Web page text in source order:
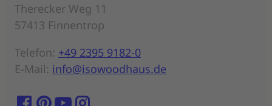
Therecker Weg 11
57413 Finnentrop
Telefon: +49 2395 9182-0
E-Mail: info@isowoodhaus.de